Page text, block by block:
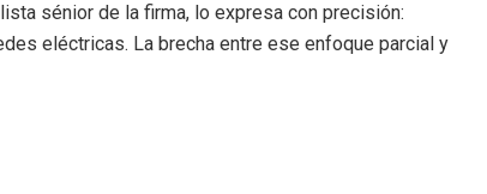
sénior de la firma, lo expresa con precisión:
eléctricas. La brecha entre ese enfoque parcial y